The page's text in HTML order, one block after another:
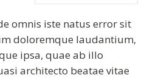
omnis iste natus error sit
doloremque laudantium,
ipsa, quae ab illo
architecto beatae vitae